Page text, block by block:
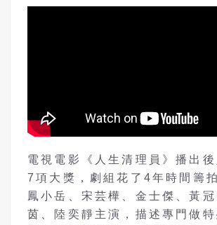
電視電影《人生清理員》播出
7項大獎，劇組花了4年時間籌
鳳小岳、宋芸樺、金士傑、黃
茵、陸奕靜主演，描述專門做